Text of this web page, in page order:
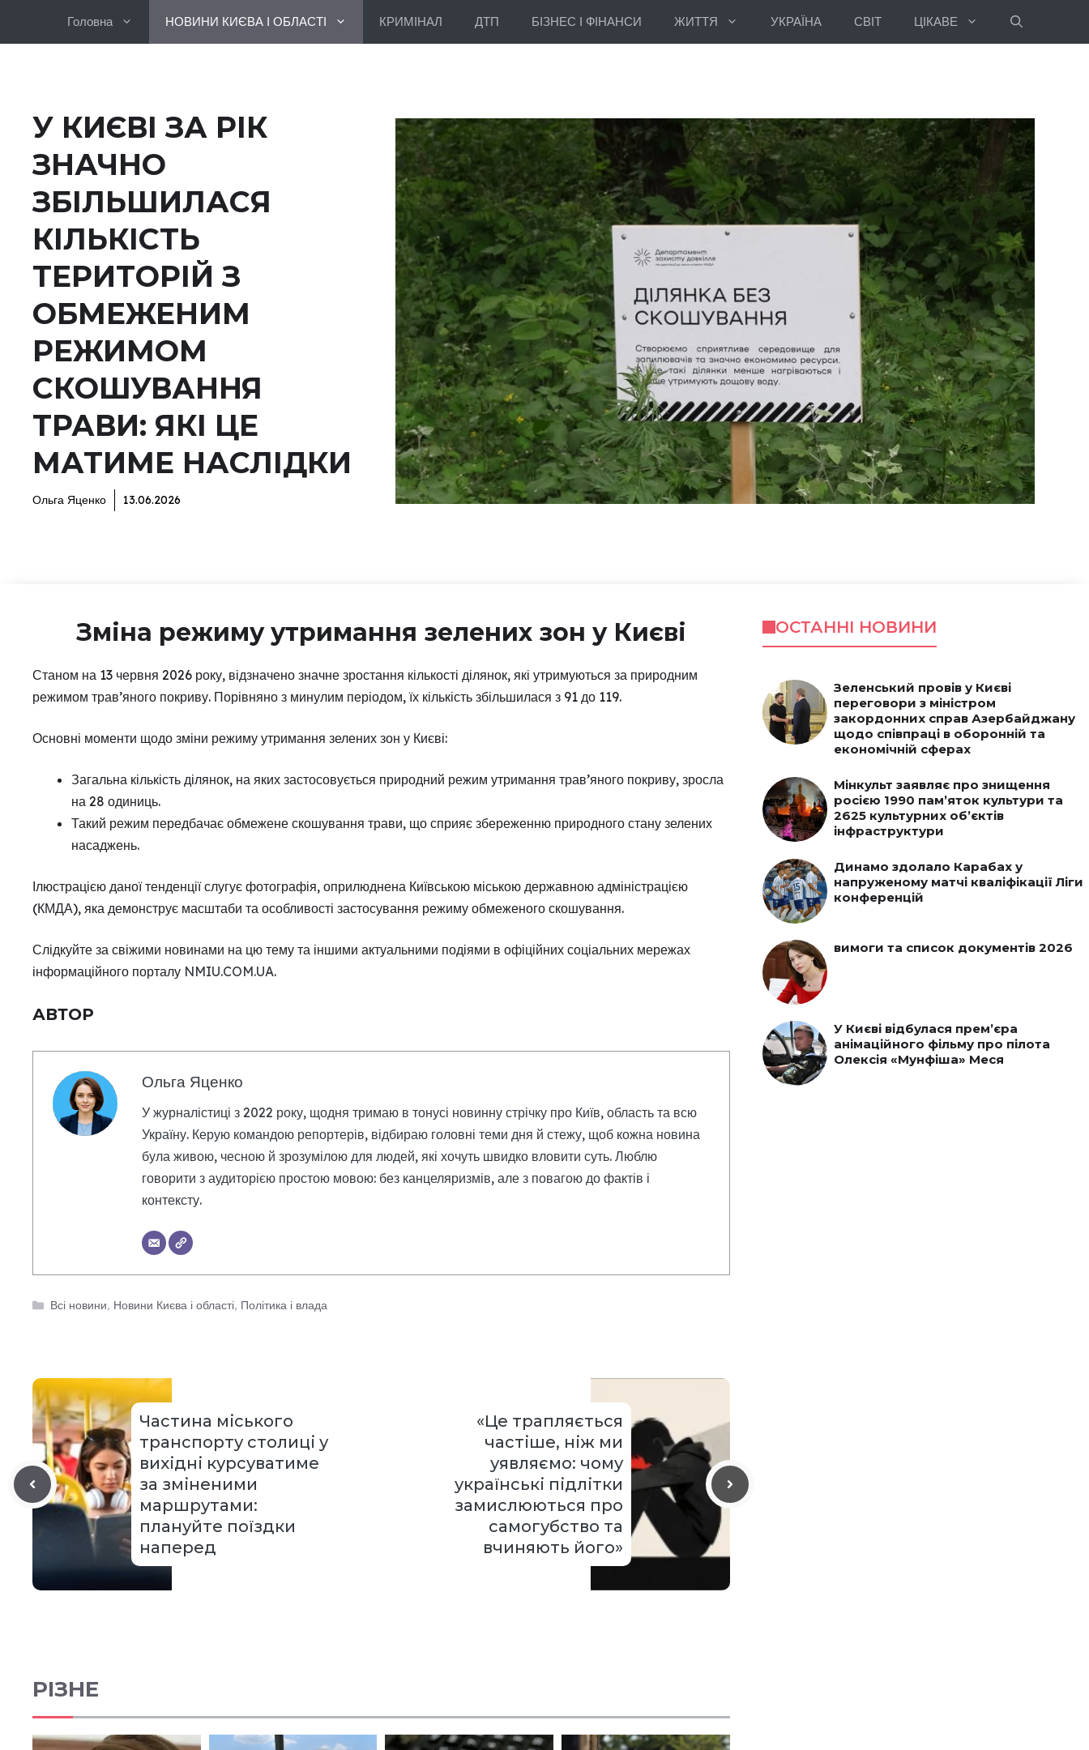
Головна НОВИНИ КИЄВА І ОБЛАСТІ КРИМІНАЛ ДТП БІЗНЕС І ФІНАНСИ ЖИТТЯ УКРАЇНА СВІТ ЦІКАВЕ
У КИЄВІ ЗА РІК
ЗНАЧНО
ЗБІЛЬШИЛАСЯ
КІЛЬКІСТЬ
ТЕРИТОРІЙ З
ОБМЕЖЕНИМ
РЕЖИМОМ
СКОШУВАННЯ
ТРАВИ: ЯКІ ЦЕ
МАТИМЕ НАСЛІДКИ
Ольга Яценко 13.06.2026
Зміна режиму утримання зелених зон у Києві
Станом на 13 червня 2026 року, відзначено значне зростання кількості ділянок, які утримуються за природним
режимом трав’яного покриву. Порівняно з минулим періодом, їх кількість збільшилася з 91 до 119.
Основні моменти щодо зміни режиму утримання зелених зон у Києві:
Загальна кількість ділянок, на яких застосовується природний режим утримання трав’яного покриву, зросла
на 28 одиниць.
Такий режим передбачає обмежене скошування трави, що сприяє збереженню природного стану зелених
насаджень.
Ілюстрацією даної тенденції слугує фотографія, оприлюднена Київською міською державною адміністрацією
(КМДА), яка демонструє масштаби та особливості застосування режиму обмеженого скошування.
Слідкуйте за свіжими новинами на цю тему та іншими актуальними подіями в офіційних соціальних мережах
інформаційного порталу NMIU.COM.UA.
АВТОР
Ольга Яценко
У журналістиці з 2022 року, щодня тримаю в тонусі новинну стрічку про Київ, область та всю
Україну. Керую командою репортерів, відбираю головні теми дня й стежу, щоб кожна новина
була живою, чесною й зрозумілою для людей, які хочуть швидко вловити суть. Люблю
говорити з аудиторією простою мовою: без канцеляризмів, але з повагою до фактів і
контексту.
Категорії
Всі новини, Новини Києва і області, Політика і влада
Частина міського
транспорту столиці у
вихідні курсуватиме
за зміненими
маршрутами:
плануйте поїздки
наперед
«Це трапляється
частіше, ніж ми
уявляємо: чому
українські підлітки
замислюються про
самогубство та
вчиняють його»
РІЗНЕ
ОСТАННІ НОВИНИ
Зеленський провів у Києві
переговори з міністром
закордонних справ Азербайджану
щодо співпраці в оборонній та
економічній сферах
Мінкульт заявляє про знищення
росією 1990 пам’яток культури та
2625 культурних об’єктів
інфраструктури
Динамо здолало Карабах у
напруженому матчі кваліфікації Ліги
конференцій
вимоги та список документів 2026
У Києві відбулася прем’єра
анімаційного фільму про пілота
Олексія «Мунфіша» Меся